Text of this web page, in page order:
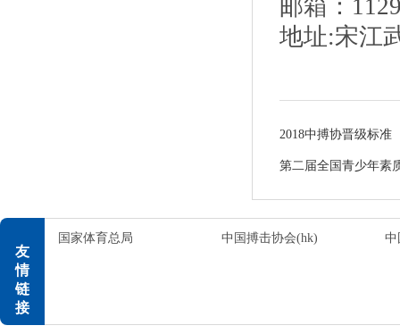
邮箱：
地址:宋江
2018中搏协晋级标准
第二届全国青少年素
友
情
链
接
国家体育总局 中国搏击协会(hk) 中